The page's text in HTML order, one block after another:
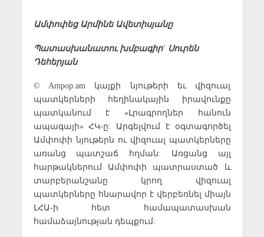
Ամփոփեց Արմինե Ավետիսյանը
Պատասխանատու խմբագիր` Սուրեն
Դեհերյան
© Ampop.am կայքի նյութերի եւ վիզուալ
պատկերների հեղինակային իրավունքը
պատկանում է «Լրագրողներ հանուն
ապագայի» ՀԿ-ը: Արգելվում է օգտագործել
Ամփոփի նյութերն ու վիզուալ պատկերները
առանց պատշաճ հղման: Առցանց այլ
հարթակներում Ամփոփի պատրաստած և
տարբերանշանը կրող վիզուալ
պատկերները հնարավոր է վերբեռնել միայն
ԼՀԱ-ի հետ համապատասխան
համաձայնության դեպքում: